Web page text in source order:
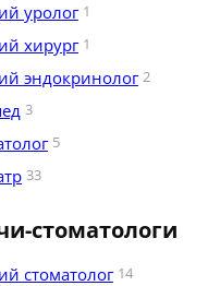
уролог 1
хирург 1
эндокринолог 2
3
5
33
стоматологи
стоматолог 14